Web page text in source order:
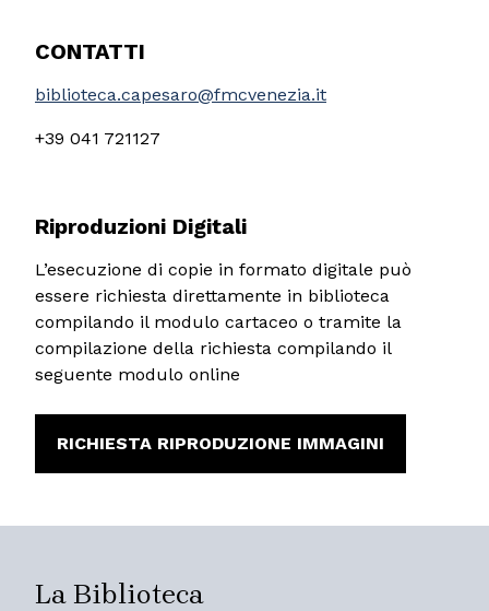
CONTATTI
biblioteca.capesaro@fmcvenezia.it
+39 041 721127
Riproduzioni Digitali
L’esecuzione di copie in formato digitale può
essere richiesta direttamente in biblioteca
compilando il modulo cartaceo o tramite la
compilazione della richiesta compilando il
seguente modulo online
RICHIESTA RIPRODUZIONE IMMAGINI
La Biblioteca